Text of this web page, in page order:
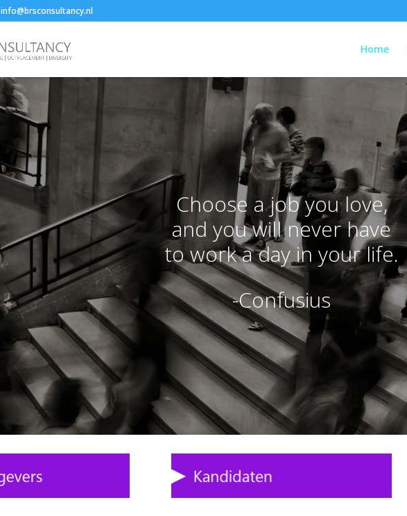
info@brsconsultancy.nl
Home
Choose a job you love,
and you will never have
to work a day in your life.
-Confusius